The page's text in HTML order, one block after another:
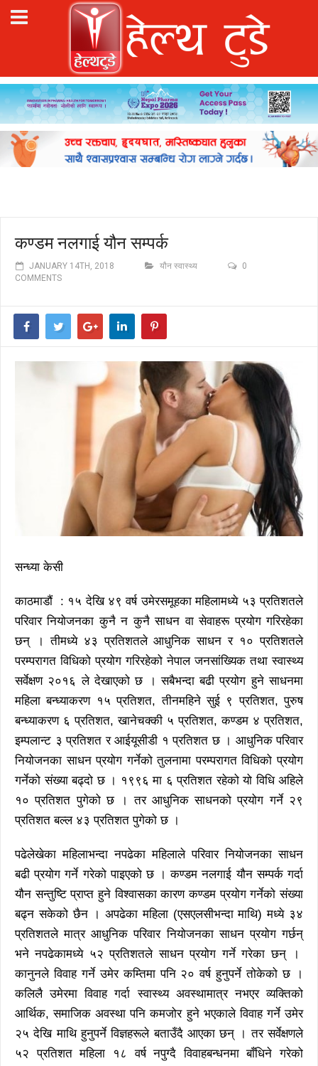
कण्डम नलगाई यौन सम्पर्क
JANUARY 14TH, 2018 यौन स्वास्थ्य
0
COMMENTS
सन्ध्या केसी
काठमाडौं : १५ देखि ४९ वर्ष उमेरसमूहका महिलामध्ये ५३ प्रतिशतले
परिवार नियोजनका कुनै न कुनै साधन वा सेवाहरू प्रयोग गरिरहेका
छन् । तीमध्ये ४३ प्रतिशतले आधुनिक साधन र १० प्रतिशतले
परम्परागत विधिको प्रयोग गरिरहेको नेपाल जनसांख्यिक तथा स्वास्थ्य
सर्वेक्षण २०१६ ले देखाएको छ । सबैभन्दा बढी प्रयोग हुने साधनमा
महिला बन्ध्याकरण १५ प्रतिशत, तीनमहिने सुई ९ प्रतिशत, पुरुष
बन्ध्याकरण ६ प्रतिशत, खानेचक्की ५ प्रतिशत, कण्डम ४ प्रतिशत,
इम्पलान्ट ३ प्रतिशत र आईयूसीडी १ प्रतिशत छ । आधुनिक परिवार
नियोजनका साधन प्रयोग गर्नेको तुलनामा परम्परागत विधिको प्रयोग
गर्नेको संख्या बढ्दो छ । १९९६ मा ६ प्रतिशत रहेको यो विधि अहिले
१० प्रतिशत पुगेको छ । तर आधुनिक साधनको प्रयोग गर्ने २९
प्रतिशत बल्ल ४३ प्रतिशत पुगेको छ ।
पढेलेखेका महिलाभन्दा नपढेका महिलाले परिवार नियोजनका साधन
बढी प्रयोग गर्ने गरेको पाइएको छ । कण्डम नलगाई यौन सम्पर्क गर्दा
यौन सन्तुष्टि प्राप्त हुने विश्वासका कारण कण्डम प्रयोग गर्नेको संख्या
बढ्न सकेको छैन । अपढेका महिला (एसएलसीभन्दा माथि) मध्ये ३४
प्रतिशतले मात्र आधुनिक परिवार नियोजनका साधन प्रयोग गर्छन्
भने नपढेकामध्ये ५२ प्रतिशतले साधन प्रयोग गर्ने गरेका छन् ।
कानुनले विवाह गर्ने उमेर कम्तिमा पनि २० वर्ष हुनुपर्ने तोकेको छ ।
कलिलै उमेरमा विवाह गर्दा स्वास्थ्य अवस्थामात्र नभएर व्यक्तिको
आर्थिक, समाजिक अवस्था पनि कमजोर हुने भएकाले विवाह गर्ने उमेर
२५ देखि माथि हुनुपर्ने विज्ञहरूले बताउँदै आएका छन् । तर सर्वेक्षणले
५२ प्रतिशत महिला १८ वर्ष नपुग्दै विवाहबन्धनमा बाँधिने गरेको